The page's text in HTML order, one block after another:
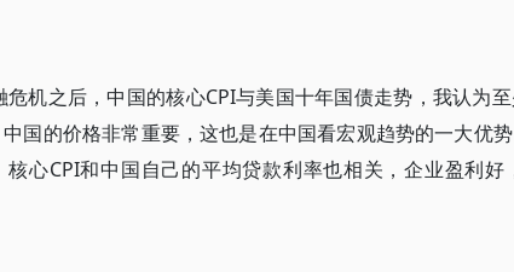
危机之后，中国的核心CPI与美国十年国债走势，我认为
国的价格非常重要，这也是在中国看宏观趋势的一大优
核心CPI和中国自己的平均贷款利率也相关，企业盈利